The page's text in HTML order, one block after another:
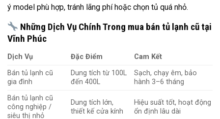
ý model phù hợp, tránh lãng phí hoặc chọn tủ quá nhỏ.
Những Dịch Vụ Chính Trong mua bán tủ lạnh cũ tại
Vĩnh Phúc
Dịch Vụ Đặc Điểm
Cam Kết
Bán tủ lạnh cũ
gia đình
Dung tích từ 100L
đến 400L
Sạch, chạy êm, bảo
hành 3–6 tháng
Bán tủ lạnh cũ
công nghiệp /
siêu thị nhỏ
Dung tích lớn,
thiết kế cửa kính
Hiệu suất tốt, hoạt động
ổn định lâu dài